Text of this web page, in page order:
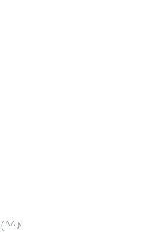
(^^♪